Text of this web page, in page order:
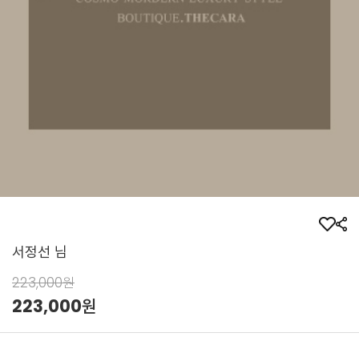
서정선 님
223,000원
223,000원